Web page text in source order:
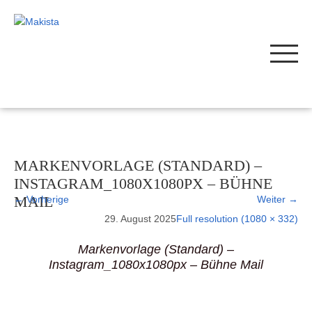
MARKENVORLAGE (STANDARD) –
INSTAGRAM_1080X1080PX – BÜHNE
MAIL
29. August 2025Full resolution (1080 × 332)
←Vorherige Weiter →
Markenvorlage (Standard) –
Instagram_1080x1080px – Bühne Mail